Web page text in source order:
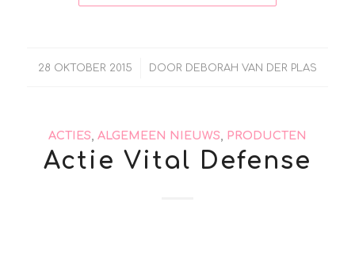
28 OKTOBER 2015
/ DOOR DEBORAH VAN DER PLAS
ACTIES, ALGEMEEN NIEUWS, PRODUCTEN
Actie Vital Defense